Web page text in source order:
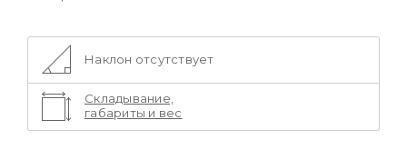
Наклон отсутствует
Складывание,
габариты и вес